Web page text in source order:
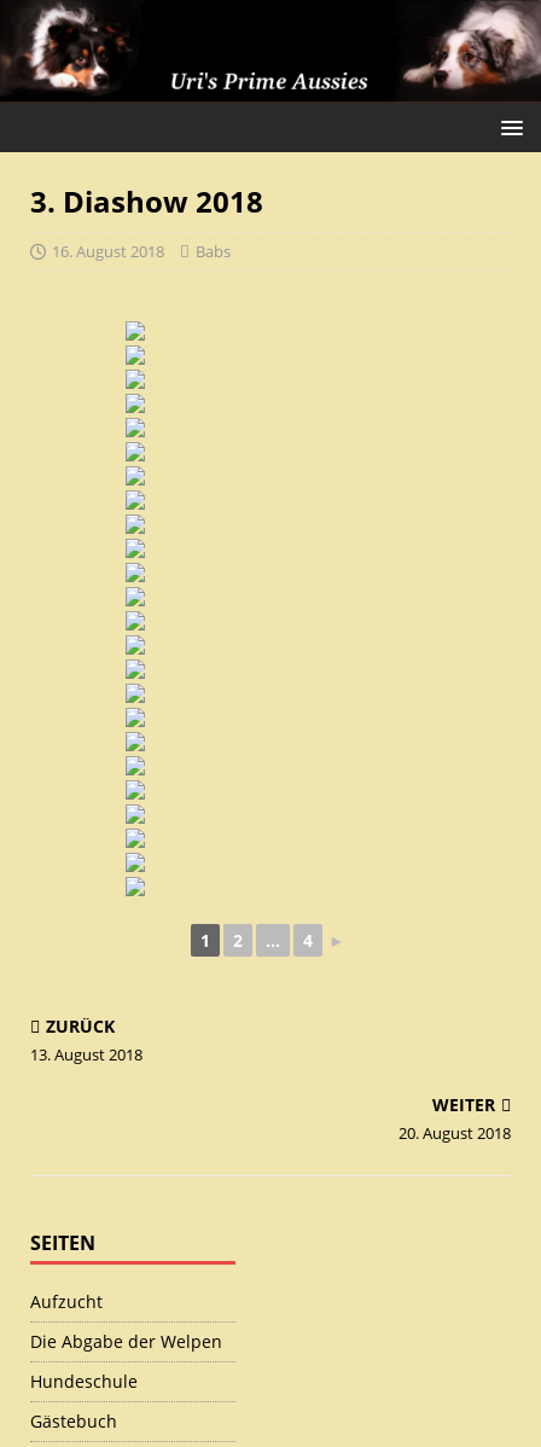
3. Diashow 2018
16. August 2018 Babs
1 2 ... 4 ►
ZURÜCK
13. August 2018
WEITER
20. August 2018
SEITEN
Aufzucht
Die Abgabe der Welpen
Hundeschule
Gästebuch